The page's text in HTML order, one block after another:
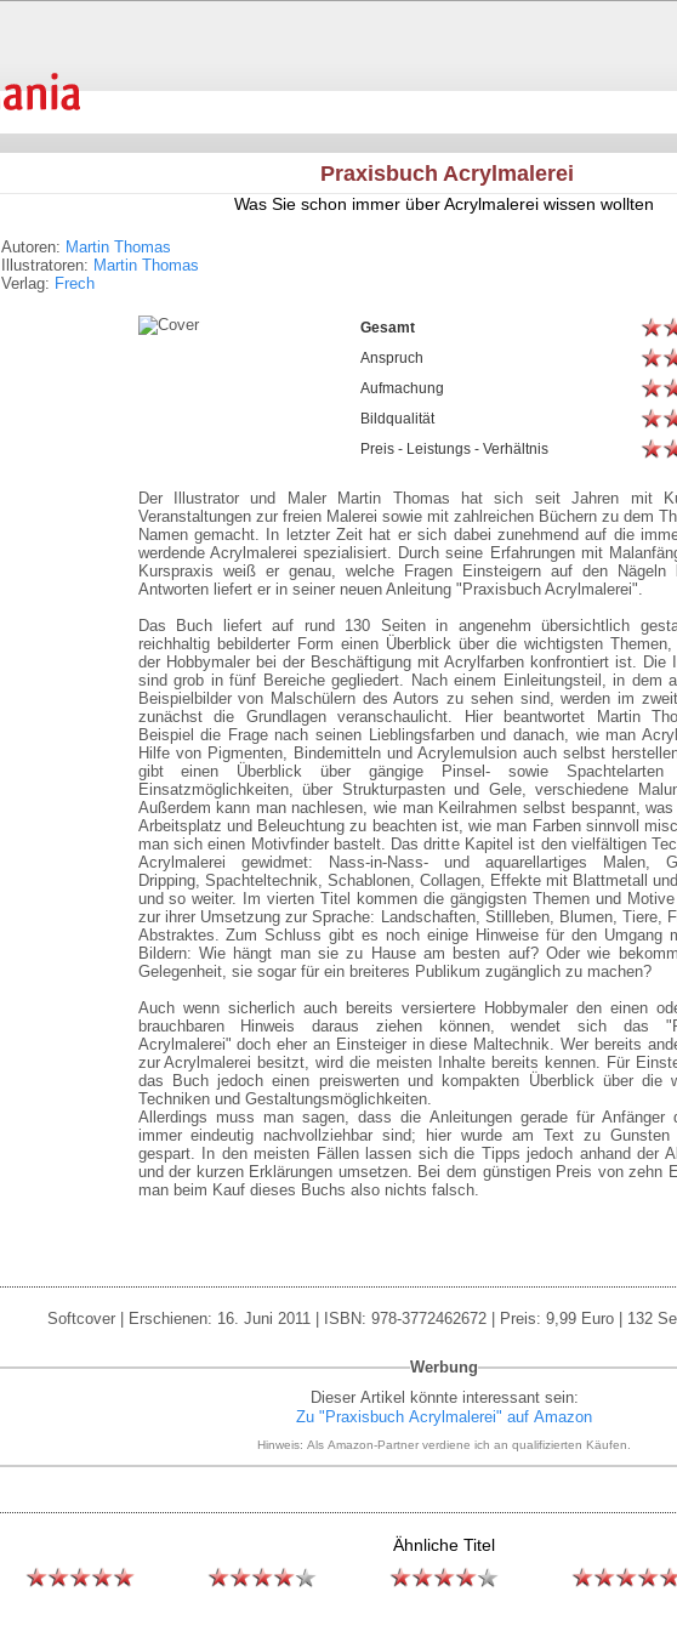
Praxisbuch Acrylmalerei
Was Sie schon immer über Acrylmalerei wissen wollten
Autoren: Martin Thomas
Illustratoren: Martin Thomas
Verlag: Frech
Gesamt
Anspruch
Aufmachung
Bildqualität
Preis - Leistungs - Verhältnis
Der Illustrator und Maler Martin Thomas hat sich seit Jahren mit
Veranstaltungen zur freien Malerei sowie mit zahlreichen Büchern zu dem
Namen gemacht. In letzter Zeit hat er sich dabei zunehmend auf die
werdende Acrylmalerei spezialisiert. Durch seine Erfahrungen mit
Kurspraxis weiß er genau, welche Fragen Einsteigern auf den Nägeln
Antworten liefert er in seiner neuen Anleitung "Praxisbuch Acrylmalerei".
Das Buch liefert auf rund 130 Seiten in angenehm übersichtlich
reichhaltig bebilderter Form einen Überblick über die wichtigsten
der Hobbymaler bei der Beschäftigung mit Acrylfarben konfrontiert ist. Die
sind grob in fünf Bereiche gegliedert. Nach einem Einleitungsteil, in dem
Beispielbilder von Malschülern des Autors zu sehen sind, werden im
zunächst die Grundlagen veranschaulicht. Hier beantwortet Martin
Beispiel die Frage nach seinen Lieblingsfarben und danach, wie man
Hilfe von Pigmenten, Bindemitteln und Acrylemulsion auch selbst
gibt einen Überblick über gängige Pinsel- sowie
Einsatzmöglichkeiten, über Strukturpasten und Gele, verschiedene
Außerdem kann man nachlesen, wie man Keilrahmen selbst bespannt,
Arbeitsplatz und Beleuchtung zu beachten ist, wie man Farben sinnvoll
man sich einen Motivfinder bastelt. Das dritte Kapitel ist den vielfältigen
Acrylmalerei gewidmet: Nass-in-Nass- und aquarellartiges Malen,
Dripping, Spachteltechnik, Schablonen, Collagen, Effekte mit Blattmetall
und so weiter. Im vierten Titel kommen die gängigsten Themen und
zur ihrer Umsetzung zur Sprache: Landschaften, Stillleben, Blumen, Tiere,
Abstraktes. Zum Schluss gibt es noch einige Hinweise für den Umgang
Bildern: Wie hängt man sie zu Hause am besten auf? Oder wie
Gelegenheit, sie sogar für ein breiteres Publikum zugänglich zu machen?
Auch wenn sicherlich auch bereits versiertere Hobbymaler den einen
brauchbaren Hinweis daraus ziehen können, wendet sich das
Acrylmalerei" doch eher an Einsteiger in diese Maltechnik. Wer bereits
zur Acrylmalerei besitzt, wird die meisten Inhalte bereits kennen. Für
das Buch jedoch einen preiswerten und kompakten Überblick über die
Techniken und Gestaltungsmöglichkeiten.
Allerdings muss man sagen, dass die Anleitungen gerade für Anfänger
immer eindeutig nachvollziehbar sind; hier wurde am Text zu Gunsten
gespart. In den meisten Fällen lassen sich die Tipps jedoch anhand der
und der kurzen Erklärungen umsetzen. Bei dem günstigen Preis von zehn
man beim Kauf dieses Buchs also nichts falsch.
Softcover | Erschienen: 16. Juni 2011 | ISBN: 978-3772462672 | Preis: 9,99 Euro | 132
Werbung
Dieser Artikel könnte interessant sein:
Zu "Praxisbuch Acrylmalerei" auf Amazon
Hinweis: Als Amazon-Partner verdiene ich an qualifizierten Käufen.
Ähnliche Titel